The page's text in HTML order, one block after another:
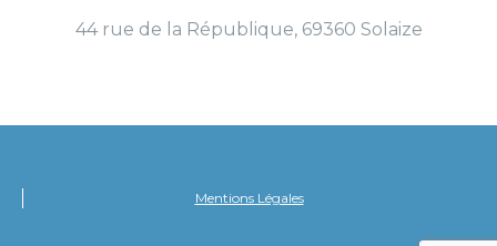
44 rue de la République, 69360 Solaize
Mentions Légales